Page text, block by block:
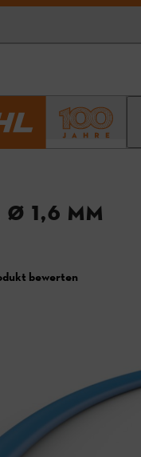
1,6 mm
bewerten